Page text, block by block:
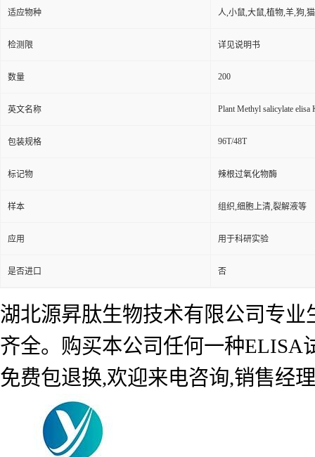
适应物种 人,小鼠,大鼠,植物,羊,狗,
检测限 详见说明书
数量 200
英文名称 Plant Methyl salicylate elisa
包装规格 96T/48T
标记物 辣根过氧化物酶
样本 组织,细胞上清,裂解液等
应用 用于科研实验
是否进口 否
湖北源昇肽生物技术有限公司专
齐全。购买本公司任何一种ELISA
免费包退换,欢迎来电咨询,销售经